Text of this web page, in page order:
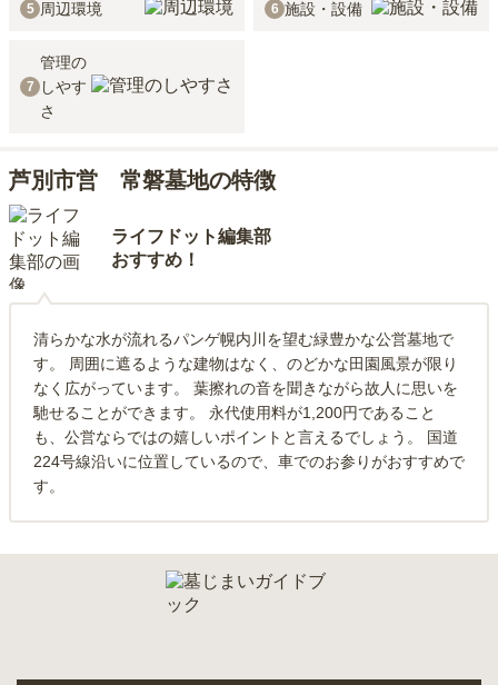
5 周辺環境 6 施設・設備
7
管理の
しやす
さ
芦別市営 常磐墓地の特徴
ライフドット編集部
おすすめ！
清らかな水が流れるパンゲ幌内川を望む緑豊かな公営墓地で
す。 周囲に遮るような建物はなく、のどかな田園風景が限り
なく広がっています。 葉擦れの音を聞きながら故人に思いを
馳せることができます。 永代使用料が1,200円であること
も、公営ならではの嬉しいポイントと言えるでしょう。 国道
224号線沿いに位置しているので、車でのお参りがおすすめで
す。